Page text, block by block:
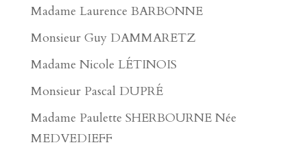
Madame Laurence BARBONNE
Monsieur Guy DAMMARETZ
Madame Nicole LÉTINOIS
Monsieur Pascal DUPRÉ
Madame Paulette SHERBOURNE Née
MEDVEDIEFF